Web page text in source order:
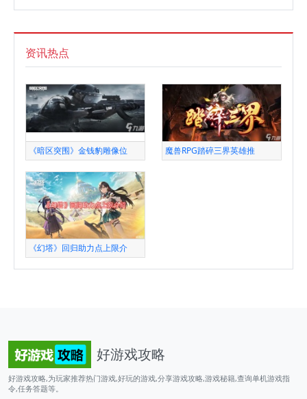
资讯热点
《暗区突围》金钱豹雕像位 魔兽RPG踏碎三界英雄推
《幻塔》回归助力点上限介
好游戏攻略
好游戏攻略,为玩家推荐热门游戏,好玩的游戏,分享游戏攻略,游戏秘籍,查询单机游戏指
令,任务答题等。